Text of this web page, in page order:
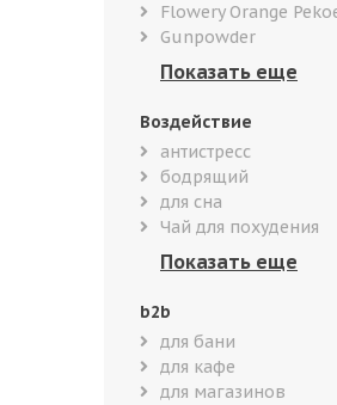
Flowery Orange
Gunpowder
Воздействие
антистресс
бодрящий
для сна
Чай для похудения
b2b
для бани
для кафе
для магазинов